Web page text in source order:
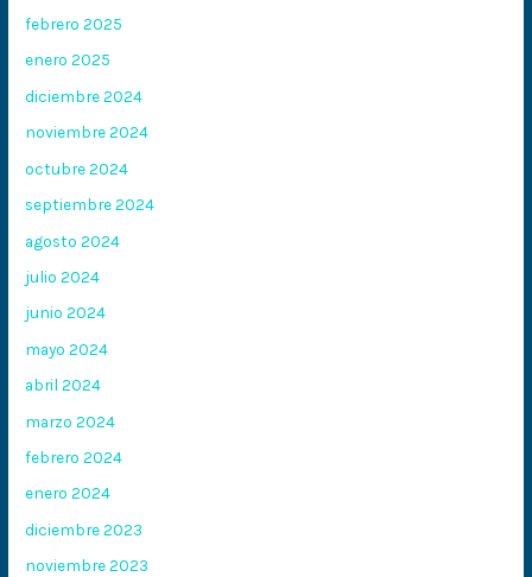
febrero 2025
enero 2025
diciembre 2024
noviembre 2024
octubre 2024
septiembre 2024
agosto 2024
julio 2024
junio 2024
mayo 2024
abril 2024
marzo 2024
febrero 2024
enero 2024
diciembre 2023
noviembre 2023